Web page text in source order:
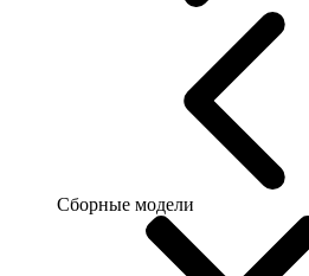
Сборные модели